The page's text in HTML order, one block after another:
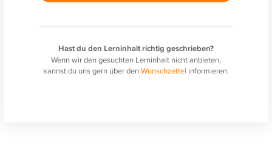
Hast du den Lerninhalt richtig geschrieben?
Wenn wir den gesuchten Lerninhalt nicht anbieten,
kannst du uns gern über denWunschzettel informieren.